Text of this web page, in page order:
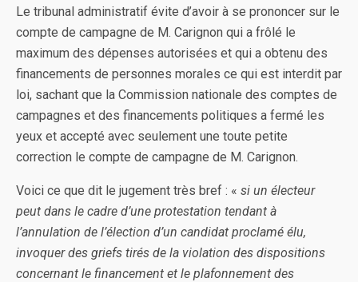
Le tribunal administratif évite d’avoir à se prononcer sur le
compte de campagne de M. Carignon qui a frôlé le
maximum des dépenses autorisées et qui a obtenu des
financements de personnes morales ce qui est interdit par
loi, sachant que la Commission nationale des comptes de
campagnes et des financements politiques a fermé les
yeux et accepté avec seulement une toute petite
correction le compte de campagne de M. Carignon.
Voici ce que dit le jugement très bref : « si un électeur
peut dans le cadre d’une protestation tendant à
l’annulation de l’élection d’un candidat proclamé élu,
invoquer des griefs tirés de la violation des dispositions
concernant le financement et le plafonnement des